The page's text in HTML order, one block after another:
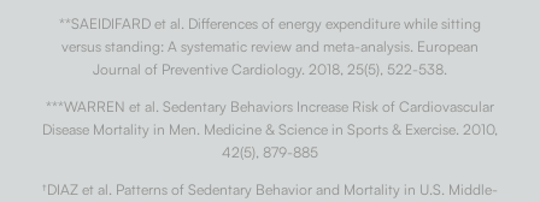
**SAEIDIFARD et al. Differences of energy expenditure while sitting
versus standing: A systematic review and meta-analysis. European
Journal of Preventive Cardiology. 2018, 25(5), 522-538.
***WARREN et al. Sedentary Behaviors Increase Risk of Cardiovascular
Disease Mortality in Men. Medicine & Science in Sports & Exercise. 2010,
42(5), 879-885
†DIAZ et al. Patterns of Sedentary Behavior and Mortality in U.S. Middle-